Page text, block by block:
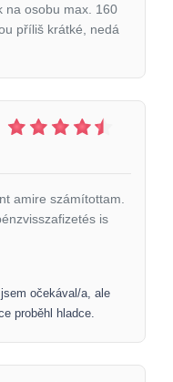
na osobu max. 160
příliš krátké, nedá
amire számítottam.
is
očekával/a, ale
proběhl hladce.